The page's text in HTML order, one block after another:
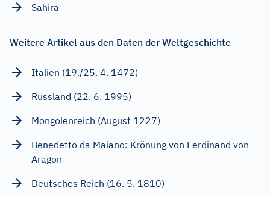
Sahira
Weitere Artikel aus den Daten der Weltgeschichte
Italien (19./25. 4. 1472)
Russland (22. 6. 1995)
Mongolenreich (August 1227)
Benedetto da Maiano: Krönung von Ferdinand von
Aragon
Deutsches Reich (16. 5. 1810)